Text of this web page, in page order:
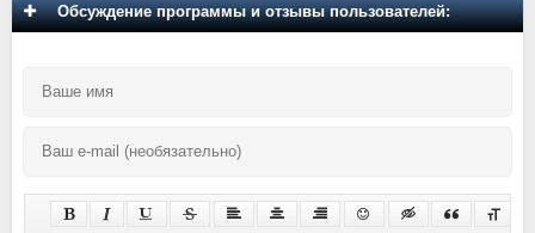
Обсуждение программы и отзывы пользователей: